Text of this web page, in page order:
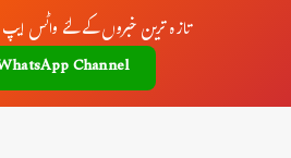
تازہ ترین خبروں کے لئے واٹس
Channel